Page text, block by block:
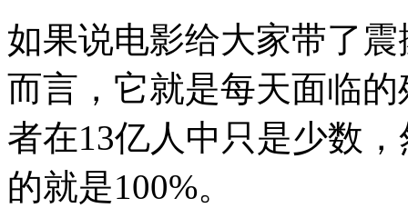
如果说电影给大家带了
而言，它就是每天面临
者在13亿人中只是少数
的就是100%。